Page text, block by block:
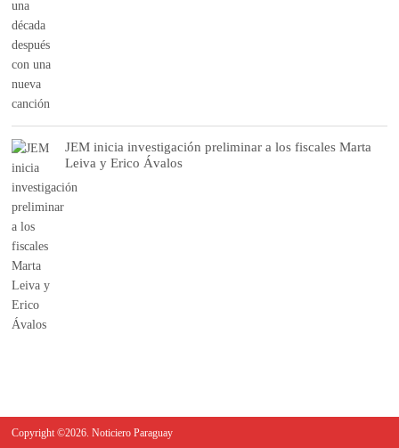
JEM inicia investigación preliminar a los fiscales Marta
Leiva y Erico Ávalos
Copyright ©2026. Noticiero Paraguay